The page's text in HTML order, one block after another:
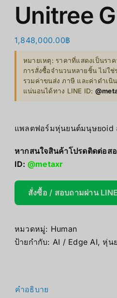
Unitree
1,848,000.00฿
หมายเหตุ: ราคาที่แสดงเป็นรา
การสั่งซื้อจำนวนหลายชิ้น ไม่ใช่
รวมค่าขนส่ง ภาษี และค่าดำเนิ
แน่นอนได้ทาง LINE ID:
แพลตฟอร์มหุ่นยนต์มนุษยoid
หากสนใจสินค้าโปรดติดต่อส
ID: @metaxr
สั่งซื้อ / สอบถามผ่าน
หมวดหมู่: Human
ป้ายกำกับ: AI / Edge AI,หุ่น
คำอธิบาย